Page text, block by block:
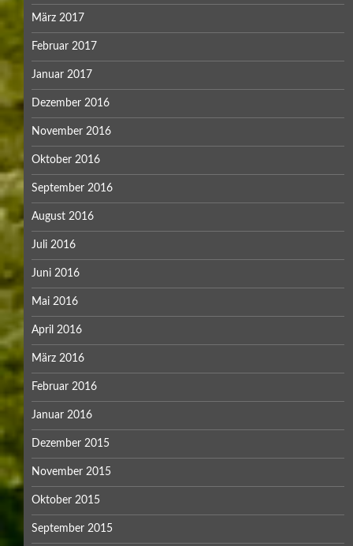
März 2017
Februar 2017
Januar 2017
Dezember 2016
November 2016
Oktober 2016
September 2016
August 2016
Juli 2016
Juni 2016
Mai 2016
April 2016
März 2016
Februar 2016
Januar 2016
Dezember 2015
November 2015
Oktober 2015
September 2015